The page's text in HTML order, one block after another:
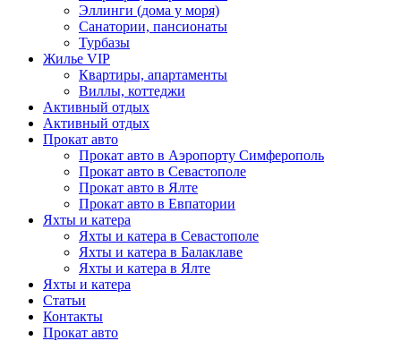
Эллинги (дома у моря)
Санатории, пансионаты
Турбазы
Жилье VIP
Квартиры, апартаменты
Виллы, коттеджи
Активный отдых
Активный отдых
Прокат авто
Прокат авто в Аэропорту Симферополь
Прокат авто в Севастополе
Прокат авто в Ялте
Прокат авто в Евпатории
Яхты и катера
Яхты и катера в Севастополе
Яхты и катера в Балаклаве
Яхты и катера в Ялте
Яхты и катера
Статьи
Контакты
Прокат авто